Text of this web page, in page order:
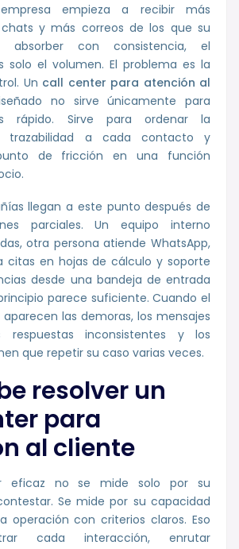
empieza a recibir más
y más correos de los que su
absorber con consistencia, el
solo el volumen. El problema es la
Un call center para atención al
no sirve únicamente para
rápido. Sirve para ordenar la
trazabilidad a cada contacto y
de fricción en una función
llegan a este punto después de
parciales. Un equipo interno
otra persona atiende WhatsApp,
citas en hojas de cálculo y soporte
desde una bandeja de entrada
parece suficiente. Cuando el
las demoras, los mensajes
respuestas inconsistentes y los
que repetir su caso varias veces.
resolver un
para
al cliente
eficaz no se mide solo por su
Se mide por su capacidad
operación con criterios claros. Eso
cada interacción, enrutar